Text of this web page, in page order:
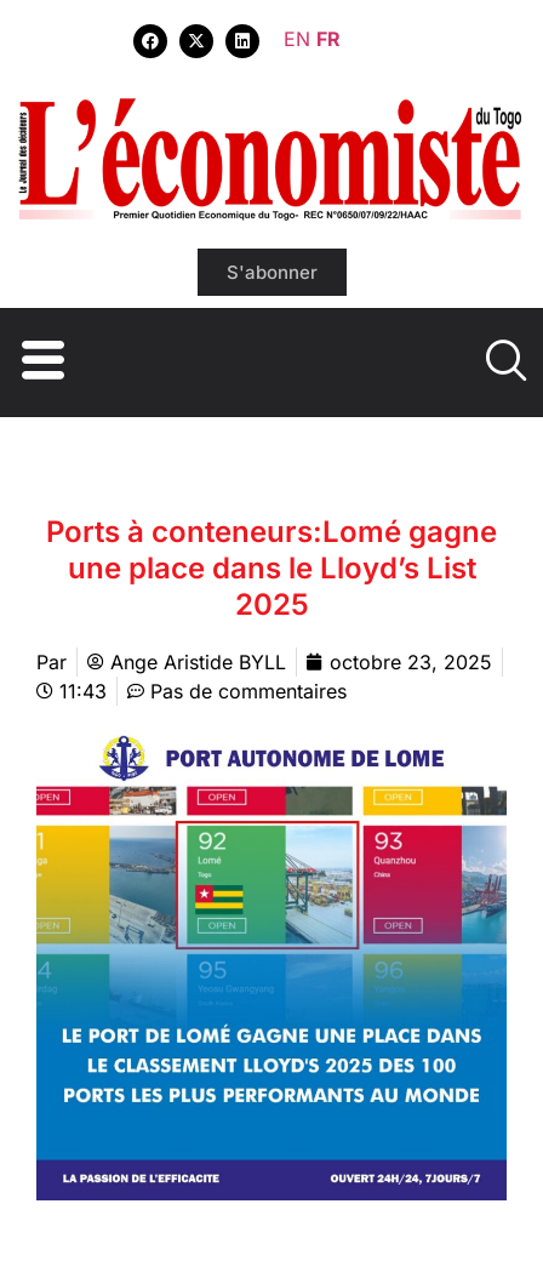
EN FR
S'abonner
Ports à conteneurs:Lomé gagne
une place dans le Lloyd’s List
2025
Par Ange Aristide BYLL
octobre 23, 2025
11:43
Pas de commentaires